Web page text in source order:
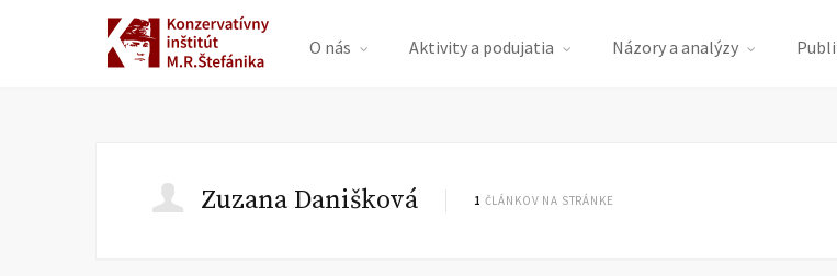
O nás Aktivity a podujatia Názory a analýzy
Zuzana Danišková 1 ČLÁNKOV NA STRÁNKE